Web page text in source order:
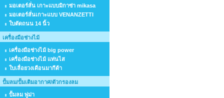
มอเตอร์สั่น เกาะแบบมิกาซ่า mikasa
มอเตอร์สั่นเกาะแบบ VENANZETTI
ใบตัดถนน 14 นิ้ว
เครื่องมือช่างไม้
เครื่องมือช่างไม้ big power
เครื่องมือช่างไม้ แท่นไส
ใบเลื่อยวงเดือนมากีต้า
ปั้มลม/ปั้มเติมอากาศ/ตัวกรองลม
ปั้มลม พู่ม่า